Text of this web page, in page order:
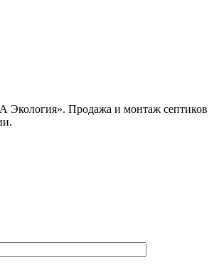
Экология». Продажа и монтаж септиков